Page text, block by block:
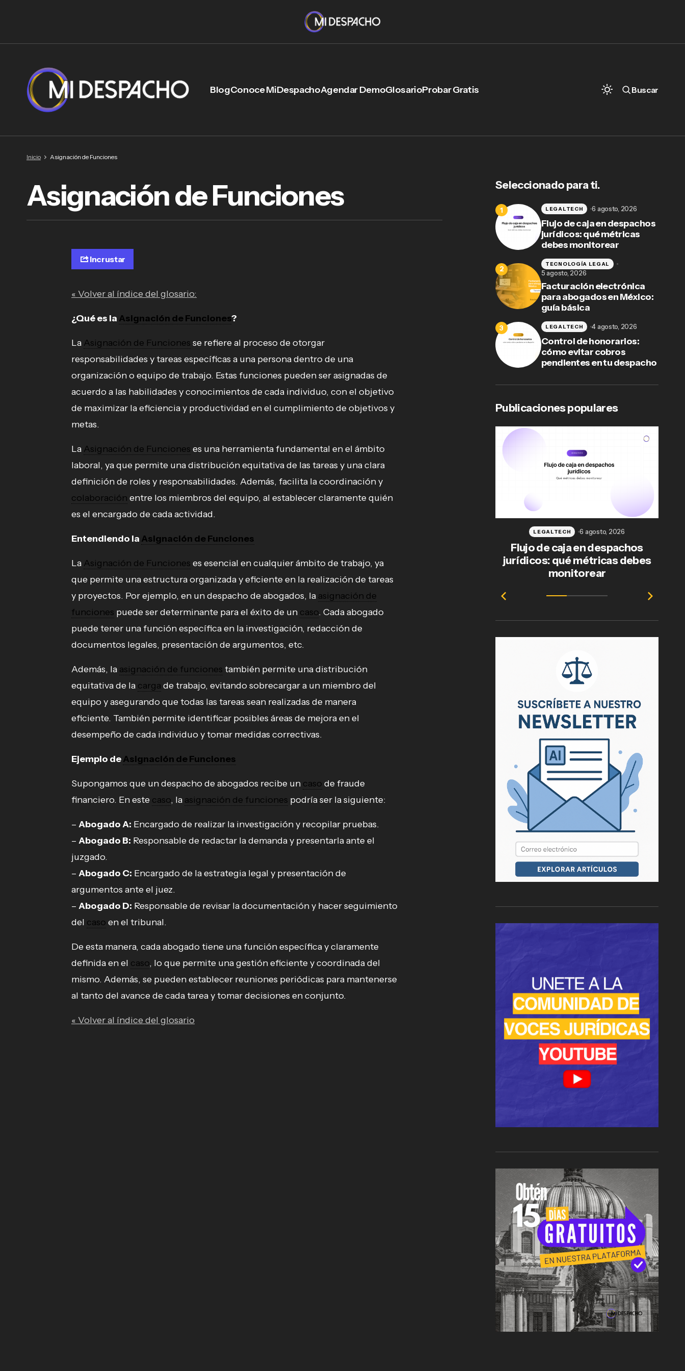
BlogConoce MiDespachoAgendar DemoGlosarioProbar Gratis Buscar
Inicio Asignación de Funciones
Asignación de Funciones
Incrustar
« Volver al índice del glosario:
¿Qué es la Asignación de Funciones?
La Asignación de Funciones se refiere al proceso de otorgar
responsabilidades y tareas específicas a una persona dentro de una
organización o equipo de trabajo. Estas funciones pueden ser asignadas de
acuerdo a las habilidades y conocimientos de cada individuo, con el objetivo
de maximizar la eficiencia y productividad en el cumplimiento de objetivos y
metas.
La Asignación de Funciones es una herramienta fundamental en el ámbito
laboral, ya que permite una distribución equitativa de las tareas y una clara
definición de roles y responsabilidades. Además, facilita la coordinación y
colaboración entre los miembros del equipo, al establecer claramente quién
es el encargado de cada actividad.
Entendiendo la Asignación de Funciones
La Asignación de Funciones es esencial en cualquier ámbito de trabajo, ya
que permite una estructura organizada y eficiente en la realización de tareas
y proyectos. Por ejemplo, en un despacho de abogados, la asignación de
funciones puede ser determinante para el éxito de un caso. Cada abogado
puede tener una función específica en la investigación, redacción de
documentos legales, presentación de argumentos, etc.
Además, la asignación de funciones también permite una distribución
equitativa de la carga de trabajo, evitando sobrecargar a un miembro del
equipo y asegurando que todas las tareas sean realizadas de manera
eficiente. También permite identificar posibles áreas de mejora en el
desempeño de cada individuo y tomar medidas correctivas.
Ejemplo deAsignación de Funciones
Supongamos que un despacho de abogados recibe un caso de fraude
financiero. En este caso, la asignación de funciones podría ser la siguiente:
– Abogado A: Encargado de realizar la investigación y recopilar pruebas.
– Abogado B: Responsable de redactar la demanda y presentarla ante el
juzgado.
– Abogado C: Encargado de la estrategia legal y presentación de
argumentos ante el juez.
– Abogado D: Responsable de revisar la documentación y hacer seguimiento
del caso en el tribunal.
De esta manera, cada abogado tiene una función específica y claramente
definida en el caso, lo que permite una gestión eficiente y coordinada del
mismo. Además, se pueden establecer reuniones periódicas para mantenerse
al tanto del avance de cada tarea y tomar decisiones en conjunto.
« Volver al índice del glosario
Seleccionado para ti.
Flujo de caja en despachos
jurídicos: qué métricas
debes monitorear
LEGALTECH 6 agosto, 2026
Facturación electrónica
para abogados en México:
guía básica
TECNOLOGÍA LEGAL
5 agosto, 2026
Control de honorarios:
cómo evitar cobros
pendientes en tu despacho
LEGALTECH 4 agosto, 2026
Publicaciones populares
Flujo de caja en despachos
jurídicos: qué métricas debes
monitorear
LEGALTECH 6 agosto, 2026